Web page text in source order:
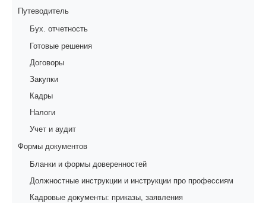
Путеводитель
Бух. отчетность
Готовые решения
Договоры
Закупки
Кадры
Налоги
Учет и аудит
Формы документов
Бланки и формы доверенностей
Должностные инструкции и инструкции про профессиям
Кадровые документы: приказы, заявления